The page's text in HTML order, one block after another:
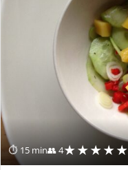
⏱ 15 min👥 4★★★★★